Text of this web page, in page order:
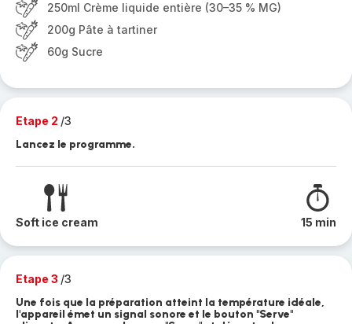
250ml Crème liquide entière (30–35 % MG)
200g Pâte à tartiner
60g Sucre
Etape 2 /3
Lancez le programme.
Soft ice cream 15 min
Etape 3 /3
Une fois que la préparation atteint la température idéale,
l'appareil émet un signal sonore et le bouton "Serve"